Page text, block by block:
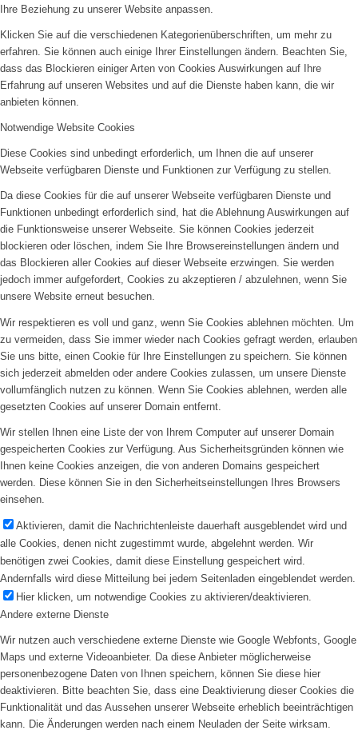
Ihre Beziehung zu unserer Website anpassen.
Klicken Sie auf die verschiedenen Kategorienüberschriften, um mehr zu
erfahren. Sie können auch einige Ihrer Einstellungen ändern. Beachten Sie,
dass das Blockieren einiger Arten von Cookies Auswirkungen auf Ihre
Erfahrung auf unseren Websites und auf die Dienste haben kann, die wir
anbieten können.
Notwendige Website Cookies
Diese Cookies sind unbedingt erforderlich, um Ihnen die auf unserer
Webseite verfügbaren Dienste und Funktionen zur Verfügung zu stellen.
Da diese Cookies für die auf unserer Webseite verfügbaren Dienste und
Funktionen unbedingt erforderlich sind, hat die Ablehnung Auswirkungen auf
die Funktionsweise unserer Webseite. Sie können Cookies jederzeit
blockieren oder löschen, indem Sie Ihre Browsereinstellungen ändern und
das Blockieren aller Cookies auf dieser Webseite erzwingen. Sie werden
jedoch immer aufgefordert, Cookies zu akzeptieren / abzulehnen, wenn Sie
unsere Website erneut besuchen.
Wir respektieren es voll und ganz, wenn Sie Cookies ablehnen möchten. Um
zu vermeiden, dass Sie immer wieder nach Cookies gefragt werden, erlauben
Sie uns bitte, einen Cookie für Ihre Einstellungen zu speichern. Sie können
sich jederzeit abmelden oder andere Cookies zulassen, um unsere Dienste
vollumfänglich nutzen zu können. Wenn Sie Cookies ablehnen, werden alle
gesetzten Cookies auf unserer Domain entfernt.
Wir stellen Ihnen eine Liste der von Ihrem Computer auf unserer Domain
gespeicherten Cookies zur Verfügung. Aus Sicherheitsgründen können wie
Ihnen keine Cookies anzeigen, die von anderen Domains gespeichert
werden. Diese können Sie in den Sicherheitseinstellungen Ihres Browsers
einsehen.
Aktivieren, damit die Nachrichtenleiste dauerhaft ausgeblendet wird und
alle Cookies, denen nicht zugestimmt wurde, abgelehnt werden. Wir
benötigen zwei Cookies, damit diese Einstellung gespeichert wird.
Andernfalls wird diese Mitteilung bei jedem Seitenladen eingeblendet werden.
Hier klicken, um notwendige Cookies zu aktivieren/deaktivieren.
Andere externe Dienste
Wir nutzen auch verschiedene externe Dienste wie Google Webfonts, Google
Maps und externe Videoanbieter. Da diese Anbieter möglicherweise
personenbezogene Daten von Ihnen speichern, können Sie diese hier
deaktivieren. Bitte beachten Sie, dass eine Deaktivierung dieser Cookies die
Funktionalität und das Aussehen unserer Webseite erheblich beeinträchtigen
kann. Die Änderungen werden nach einem Neuladen der Seite wirksam.